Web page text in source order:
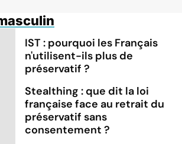
IST : pourquoi les Français
n'utilisent-ils plus de
préservatif ?
Stealthing : que dit la loi
française face au retrait du
préservatif sans
consentement ?